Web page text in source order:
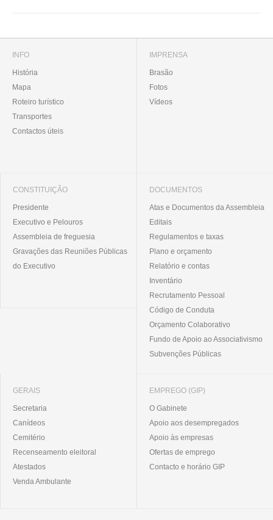
INFO
História
Mapa
Roteiro turístico
Transportes
Contactos úteis
IMPRENSA
Brasão
Fotos
Vídeos
CONSTITUIÇÃO
Presidente
Executivo e Pelouros
Assembleia de freguesia
Gravações das Reuniões Públicas
do Executivo
DOCUMENTOS
Atas e Documentos da Assembleia
Editais
Regulamentos e taxas
Plano e orçamento
Relatório e contas
Inventário
Recrutamento Pessoal
Código de Conduta
Orçamento Colaborativo
Fundo de Apoio ao Associativismo
Subvenções Públicas
GERAIS
Secretaria
Canídeos
Cemitério
Recenseamento eleitoral
Atestados
Venda Ambulante
EMPREGO (GIP)
O Gabinete
Apoio aos desempregados
Apoio às empresas
Ofertas de emprego
Contacto e horário GIP